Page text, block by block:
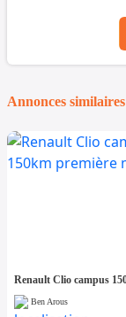
Annonces similaires
Ben Arous